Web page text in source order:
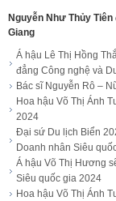
Nguyễn Như Thủy
Giang
Á hậu Lê Thị Hồng
đẳng Công nghệ và
Bác sĩ Nguyễn Rô –
Hoa hậu Võ Thị Ánh
2024
Đại sứ Du lịch Biển
Doanh nhân Siêu
Á hậu Võ Thị Hương
Siêu quốc gia 2024
Hoa hậu Võ Thị Ánh